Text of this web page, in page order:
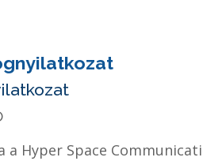
Hyper Space